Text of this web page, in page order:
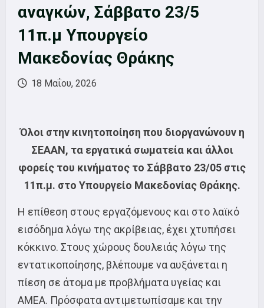
αναγκών, Σάββατο 23/5
11π.μ Υπουργείο
Μακεδονίας Θράκης
18 Μαΐου, 2026
Όλοι στην κινητοποίηση που διοργανώνουν η
ΣΕΑΑΝ, τα εργατικά σωματεία και άλλοι
φορείς του κινήματος το Σάββατο 23/05 στις
11π.μ. στο Υπουργείο Μακεδονίας Θράκης.
Η επίθεση στους εργαζόμενους και στο λαϊκό
εισόδημα λόγω της ακρίβειας, έχει χτυπήσει
κόκκινο. Στους χώρους δουλειάς λόγω της
εντατικοποίησης, βλέπουμε να αυξάνεται η
πίεση σε άτομα με προβλήματα υγείας και
ΑΜΕΑ. Πρόσφατα αντιμετωπίσαμε και την